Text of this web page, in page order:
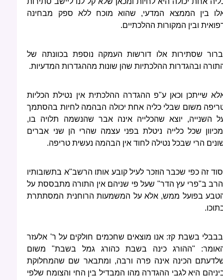
בין הממצא המדעי, שהוא מוכח ללא ספק מבחינה
ובין המקורות ההלכתיים.
שסתירות אלו דורשות העמקה נוספת בכוונתה של
ובהגדרות ההלכתיות שהן שונות מההגדרות המדעיות.
שייתכן וכאן ע"פ ההגדרה ההלכתית אין נטילת הכליות
משום שבלי כליה אחת יכולה הבהמה לחיות בהסתמך
השנייה, יוצא שהכלייה אינה אבר שהנשמה תלויה בו,
שכל כלייה ניטלת בפני עצמה שהרי הן שני אברים
הרי שבכל נטילה לחוד אין הבהמה נעשית טריפה.
זה כפי שכבר הוזכר לעיל קובע אותו הרשב"א בתשובותיו
ב"פרי עץ הדר" שעל פי שניהם אין התורה מתבססת על
בפועל ממש, אלא על המשמעות הרוחנית המסתתרת
בשבת קז: אנו מוצאים שחכמים חולקים על ר' אלעזר
"ההורג כינה בשבת כהורג גמל בשבת" משום
הכינה אינה פרה ורבה, ומתבאר שם שהמחלוקת
היא לגבי ההגדרה מהו המבדיל בין החי והצומח שלפי